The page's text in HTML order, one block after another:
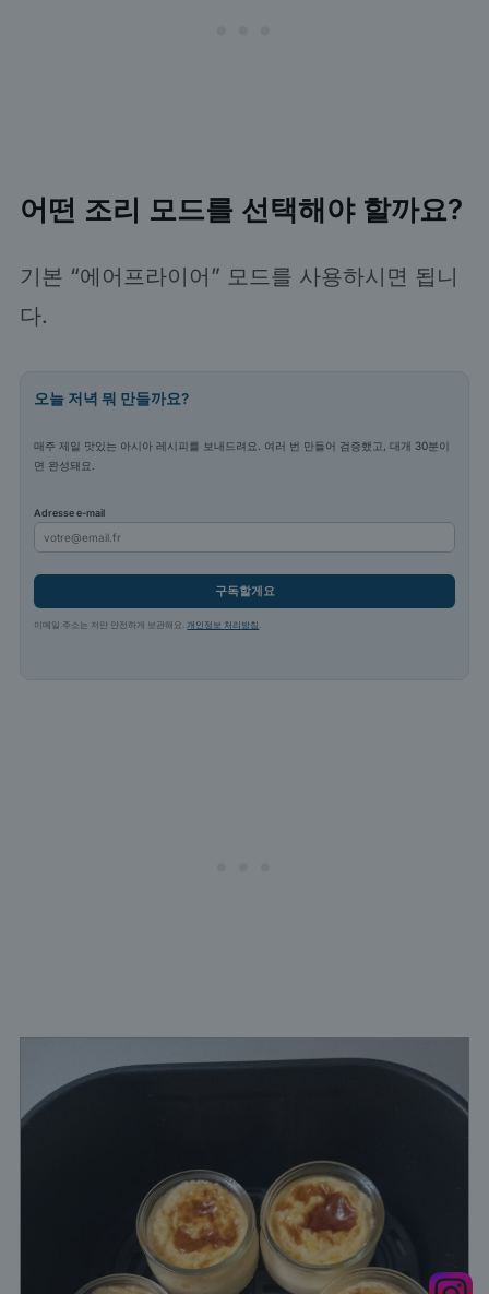
어떤 조리 모드를 선택해야 할까요?
기본 “에어프라이어” 모드를 사용하시면 됩니
다.
오늘 저녁 뭐 만들까요?
매주 제일 맛있는 아시아 레시피를 보내드려요. 여러 번 만들어 검증했고, 대개 30분이
면 완성돼요.
Adresse e-mail
구독할게요
이메일 주소는 저만 안전하게 보관해요. 개인정보 처리방침